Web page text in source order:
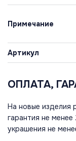
Примечание
Артикул
ОПЛАТА,
На новые изделия
гарантия не
украшения не